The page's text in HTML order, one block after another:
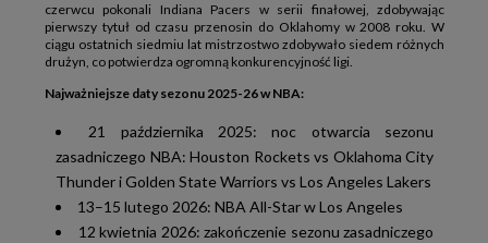
czerwcu pokonali Indiana Pacers w serii finałowej, zdobywając
pierwszy tytuł od czasu przenosin do Oklahomy w 2008 roku. W
ciągu ostatnich siedmiu lat mistrzostwo zdobywało siedem różnych
drużyn, co potwierdza ogromną konkurencyjność ligi.
Najważniejsze daty sezonu 2025-26 w NBA:
21 października 2025: noc otwarcia sezonu
zasadniczego NBA: Houston Rockets vs Oklahoma City
Thunder i Golden State Warriors vs Los Angeles Lakers
13–15 lutego 2026: NBA All-Star w Los Angeles
12 kwietnia 2026: zakończenie sezonu zasadniczego